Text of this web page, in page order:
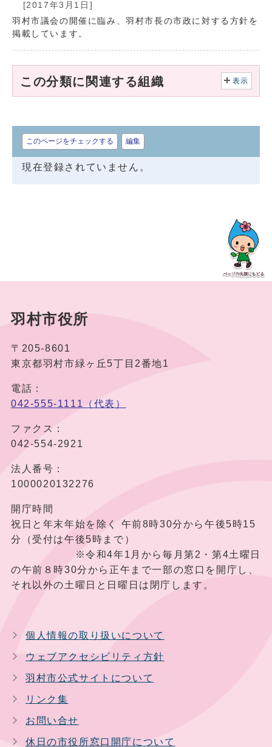
[2017年3月1日]
羽村市議会の開催に臨み、羽村市長の市政に対する方針を
掲載しています。
この分類に関連する組織 表示
このページをチェックする 編集
現在登録されていません。
羽村市役所
〒205-8601
東京都羽村市緑ヶ丘5丁目2番地1
電話：
042-555-1111（代表）
ファクス：
042-554-2921
法人番号：
1000020132276
開庁時間
祝日と年末年始を除く 午前8時30分から午後5時15
分（受付は午後5時まで）
※令和4年1月から毎月第2・第4土曜日
の午前８時30分から正午まで一部の窓口を開庁し、
それ以外の土曜日と日曜日は閉庁します。
個人情報の取り扱いについて
ウェブアクセシビリティ方針
羽村市公式サイトについて
リンク集
お問い合せ
休日の市役所窓口開庁について